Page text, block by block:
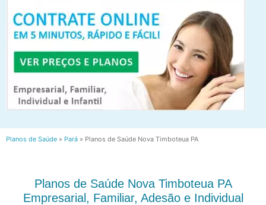
Planos de Saúde » Pará » Planos de Saúde Nova Timboteua PA
Planos de Saúde Nova Timboteua PA
Empresarial, Familiar, Adesão e Individual